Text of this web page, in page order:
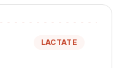
LACTATE